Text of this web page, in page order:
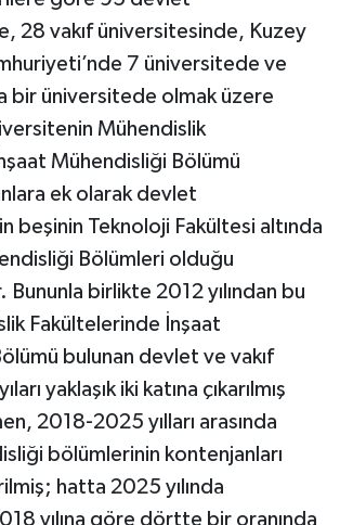
28 vakıf üniversitesinde, Kuzey
7 üniversitede ve
bir üniversitede olmak üzere
Mühendislik
Mühendisliği Bölümü
ek olarak devlet
beşinin Teknoloji Fakültesi altında
Bölümleri olduğu
birlikte 2012 yılından bu
Fakültelerinde İnşaat
bulunan devlet ve vakıf
yaklaşık iki katına çıkarılmış
2018-2025 yılları arasında
bölümlerinin kontenjanları
hatta 2025 yılında
yılına göre dörtte bir oranında